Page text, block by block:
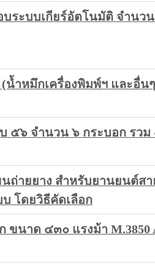
บระบบเกียร์อัตโนมัติ จำนว
นํ้าหมึกเครื่องพิมพ์ฯ และอื่น
๕๖ จำนวน ๖ กระบอก รว
ถ่ายยาง สำหรับยานยนต์สา
โดยวิธีคัดเลือก
นาด ๔๓๐ แรงม้า M.3850